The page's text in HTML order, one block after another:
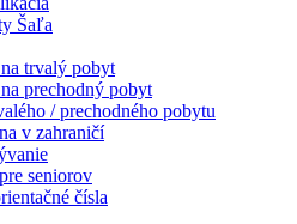
Šaľa
trvalý pobyt
prechodný pobyt
/ prechodného pobytu
v zahraničí
seniorov
čísla